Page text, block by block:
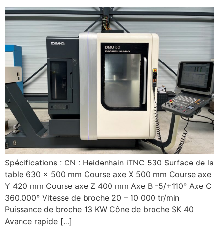
Spécifications : CN : Heidenhain iTNC 530 Surface de la
table 630 x 500 mm Course axe X 500 mm Course axe
Y 420 mm Course axe Z 400 mm Axe B -5/+110° Axe C
360.000° Vitesse de broche 20 – 10 000 tr/min
Puissance de broche 13 KW Cône de broche SK 40
Avance rapide […]